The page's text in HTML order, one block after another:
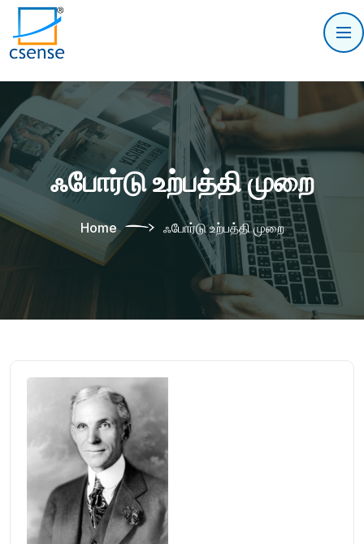
ஃபோர்டு உற்பத்தி முறை
Home ஃபோர்டு உற்பத்தி முறை